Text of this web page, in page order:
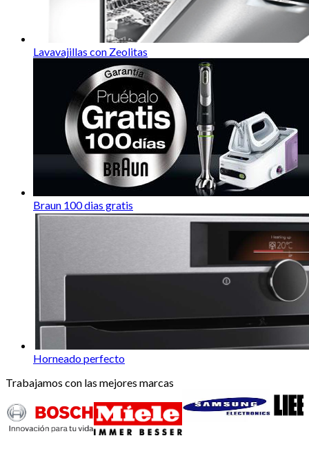
Lavavajillas con Zeolitas
Braun 100 dias gratis
Horneado perfecto
Trabajamos con las mejores marcas